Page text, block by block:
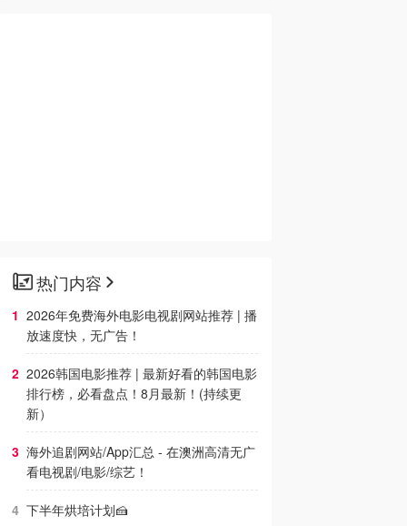
热门内容
2026年免费海外电影电视剧网站推荐 | 播
放速度快，无广告！
2026韩国电影推荐 | 最新好看的韩国电影
排行榜，必看盘点！8月最新！(持续更
新）
海外追剧网站/App汇总 - 在澳洲高清无广
看电视剧/电影/综艺！
下半年烘培计划🍰